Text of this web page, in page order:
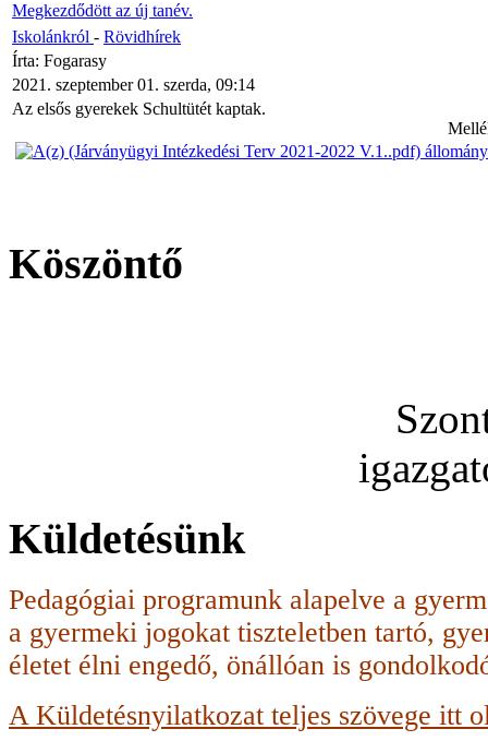
Megkezdődött az új tanév.
Iskolánkról - Rövidhírek
Írta: Fogarasy
2021. szeptember 01. szerda, 09:14
Az elsős gyerekek Schultütét kaptak.
Köszöntő
Küldetésünk
Pedagógiai programunk alapelve a
a gyermeki jogokat tiszteletben tartó,
életet élni engedő, önállóan is
A Küldetésnyilatkozat teljes szövege itt